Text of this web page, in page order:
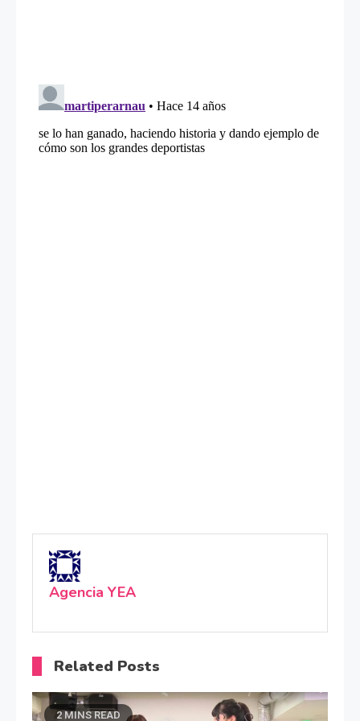
Agencia YEA
Related Posts
2 MINS READ